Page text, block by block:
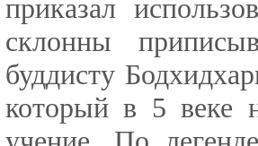
приказал
склонны
буддисту
который в 5 веке